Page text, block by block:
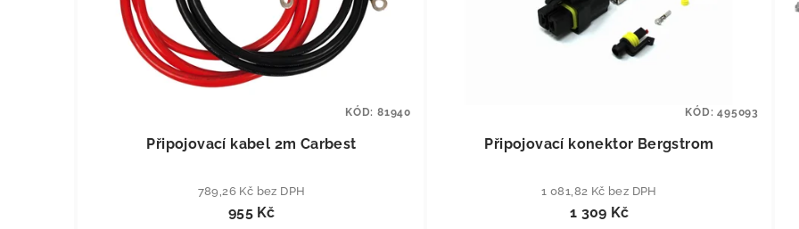
Připojovací kabel 2m Carbest
789,26 Kč bez DPH
955 Kč
KÓD: 81940
Připojovací konektor Bergstrom
1 081,82 Kč bez DPH
1 309 Kč
KÓD:495093